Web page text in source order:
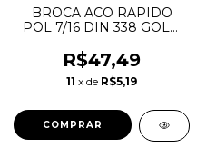
BROCA ACO RAPIDO
POL 7/16 DIN 338 GOLD
R$47,49
11 x de R$5,19